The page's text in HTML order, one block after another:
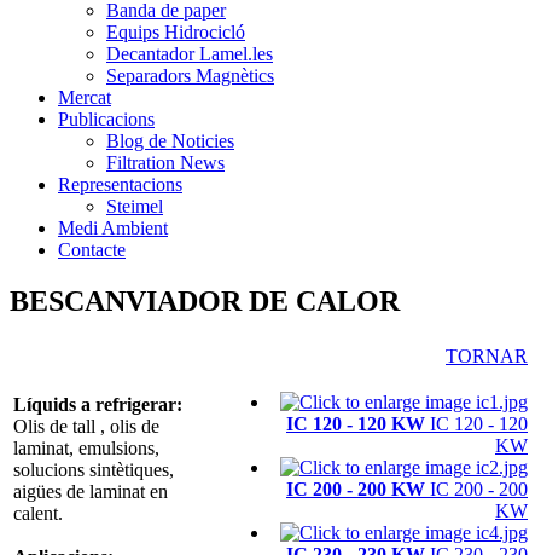
Banda de paper
Equips Hidrocicló
Decantador Lamel.les
Separadors Magnètics
Mercat
Publicacions
Blog de Noticies
Filtration News
Representacions
Steimel
Medi Ambient
Contacte
BESCANVIADOR DE CALOR
TORNAR
Líquids a refrigerar:
Olis de tall , olis de
laminat, emulsions,
solucions sintètiques,
aigües de laminat en
calent.
IC 120 - 120 KW IC 120 - 120
KW
IC 200 - 200 KW IC 200 - 200
KW